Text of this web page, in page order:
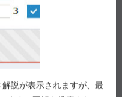
解説が表示されますが、最